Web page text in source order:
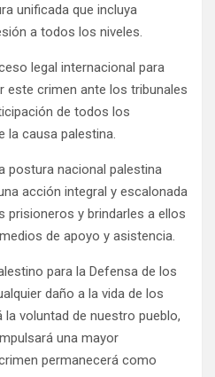
unificada que incluya
a todos los niveles.
legal internacional para
este crimen ante los tribunales
de todos los
la causa palestina.
postura nacional palestina
acción integral y escalonada
prisioneros y brindarles a ellos
de apoyo y asistencia.
para la Defensa de los
daño a la vida de los
voluntad de nuestro pueblo,
una mayor
permanecerá como